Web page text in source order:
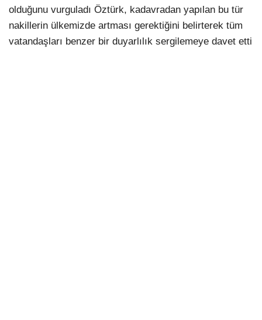
olduğunu vurguladı Öztürk, kadavradan yapılan bu tür
nakillerin ülkemizde artması gerektiğini belirterek tüm
vatandaşları benzer bir duyarlılık sergilemeye davet etti